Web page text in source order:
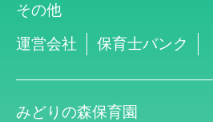
みどりの森保育園
その他
運営会社 保育士バンク